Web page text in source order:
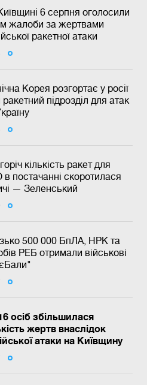
6 серпня оголосили
жалоби за жертвами
ракетної атаки
Корея розгортає у росії
ракетний підрозділ для атак
кількість ракет для
постачанні скоротилася
— Зеленський
500 000 БпЛА, НРК та
РЕБ отримали військові
осіб збільшилася
жертв внаслідок
атаки на Київщину